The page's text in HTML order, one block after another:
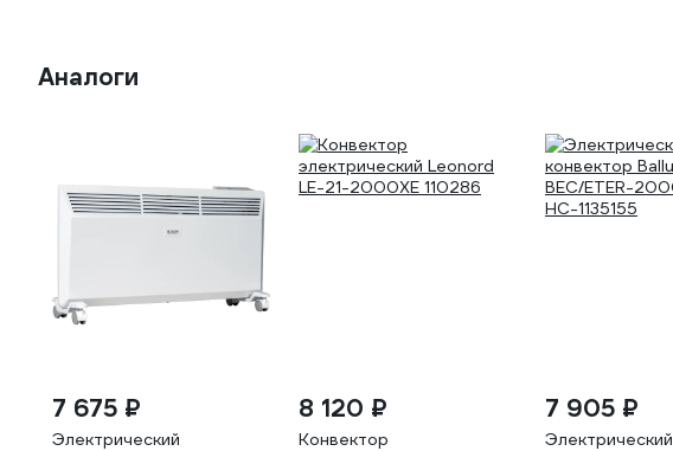
Аналоги
7 675 ₽
Электрический
8 120 ₽
Конвектор
7 905 ₽
Электрический